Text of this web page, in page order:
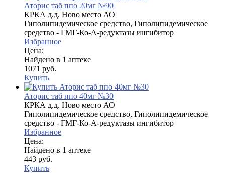
Аторис таб ппо 20мг №90
КРКА д.д. Ново место АО
Гиполипидемическое средство, Гиполипидемическое
средство - ГМГ-Ко-А-редуктазы ингибитор
Избранное
Цена:
Найдено в 1 аптеке
1071 руб.
Купить
Аторис таб ппо 40мг №30
КРКА д.д. Ново место АО
Гиполипидемическое средство, Гиполипидемическое
средство - ГМГ-Ко-А-редуктазы ингибитор
Избранное
Цена:
Найдено в 1 аптеке
443 руб.
Купить